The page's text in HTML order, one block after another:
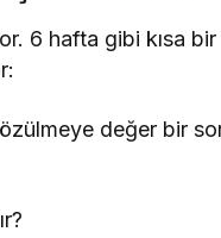
6 hafta gibi kısa
değer bir